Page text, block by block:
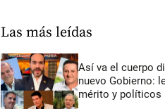
Las más leídas
Así va el cuerpo
nuevo Gobierno:
mérito y políticos